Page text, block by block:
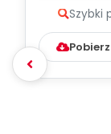
Szybki